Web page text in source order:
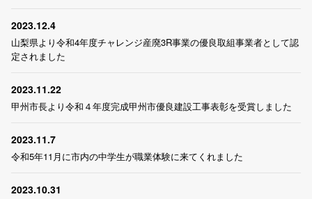
2023.12.4
山梨県より令和4年度チャレンジ産廃3R事業の優良取組事業者として認
定されました
2023.11.22
甲州市長より令和４年度完成甲州市優良建設工事表彰を受賞しました
2023.11.7
令和5年11月に市内の中学生が職業体験に来てくれました
2023.10.31